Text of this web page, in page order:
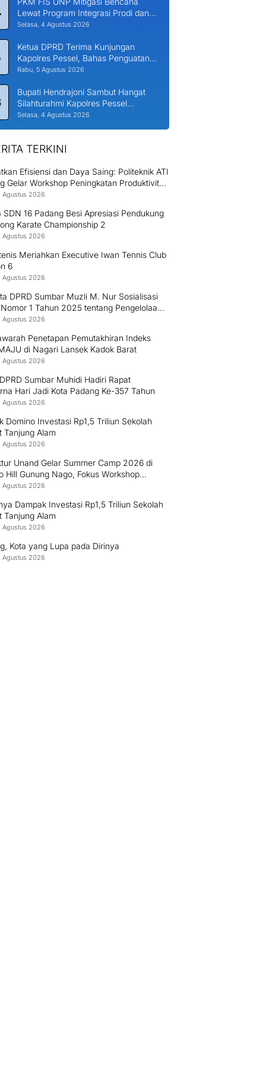
Lewat Program Integrasi Prodi dan
Nagari di Padang Laweh Malalo
Selasa, 4 Agustus 2026
Ketua DPRD Terima Kunjungan
Kapolres Pessel, Bahas Penguatan
Kerjasama Hankamtibmas
Rabu, 5 Agustus 2026
Bupati Hendrajoni Sambut Hangat
Silahturahmi Kapolres Pessel
Bersama PJU
Selasa, 4 Agustus 2026
TERKINI
Efisiensi dan Daya Saing: Politeknik ATI
Gelar Workshop Peningkatan Produktivitas
Agustus 2026
SDN 16 Padang Besi Apresiasi Pendukung
Karate Championship 2
Agustus 2026
Meriahkan Executive Iwan Tennis Club
6
Agustus 2026
DPRD Sumbar Muzli M. Nur Sosialisasi
1 Tahun 2025 tentang Pengelolaan
Agustus 2026
Penetapan Pemutakhiran Indeks
di Nagari Lansek Kadok Barat
Agustus 2026
Sumbar Muhidi Hadiri Rapat
Hari Jadi Kota Padang Ke-357 Tahun
Agustus 2026
Domino Investasi Rp1,5 Triliun Sekolah
Tanjung Alam
Agustus 2026
Unand Gelar Summer Camp 2026 di
Hill Gunung Nago, Fokus Workshop
Bambu dan Huntap Kayu
Agustus 2026
Dampak Investasi Rp1,5 Triliun Sekolah
Tanjung Alam
Agustus 2026
Kota yang Lupa pada Dirinya
Agustus 2026